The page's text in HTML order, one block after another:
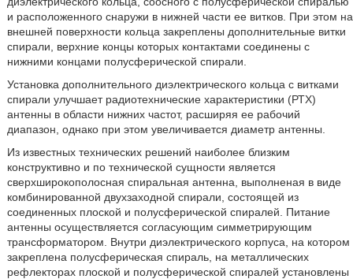
и расположенного снаружи в нижней части ее витков. При этом на
внешней поверхности кольца закреплены дополнительные витки
спирали, верхние концы которых контактами соединены с
нижними концами полусферической спирали.
Установка дополнительного диэлектрического кольца с витками
спирали улучшает радиотехнические характеристики (РТХ)
антенны в области нижних частот, расширяя ее рабочий
диапазон, однако при этом увеличивается диаметр антенны.
Из известных технических решений наиболее близким
конструктивно и по технической сущности является
сверхширокополосная спиральная антенна, выполненая в виде
комбинированной двухзаходной спирали, состоящей из
соединенных плоской и полусферической спиралей. Питание
антенны осуществляется согласующим симметрирующим
трансформатором. Внутри диэлектрического корпуса, на котором
закреплена полусферическая спираль, на металлических
рефлекторах плоской и полусферической спиралей установлены